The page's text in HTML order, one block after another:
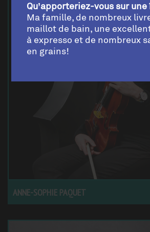
ANNE-SOPHIE PAQUET
Qu’apporteriez-vous sur
Ma famille, de nombreux
maillot de bain, une
à expresso et de nombreux
en grains!